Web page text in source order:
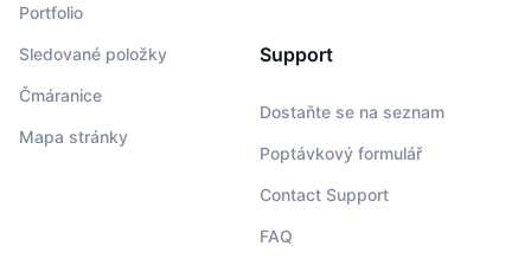
Portfolio
Sledované položky
Čmáranice
Mapa stránky
Support
Dostaňte se na seznam
Poptávkový formulář
Contact Support
FAQ